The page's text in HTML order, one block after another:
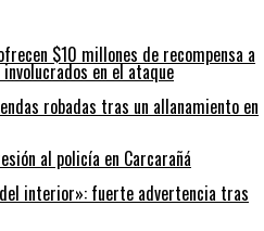
$10 millones de recompensa a
en el ataque
robadas tras un allanamiento en
al policía en Carcarañá
interior»: fuerte advertencia tras